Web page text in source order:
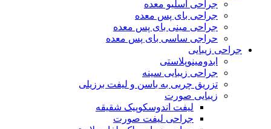
جراحی اسلیو معده
جراحی بای پس معده
جراحی مینی بای پس معده
حراجی ساسی بای پس معده
جراحی زیبایی
ابدومینوپلاستی
جراحی زیبایی سینه
تزریق چربی به باسن و لیفت برزیلی
زیبایی صورت
لیفت اندوسکوپیک شقیقه
جراحی لیفت صورت